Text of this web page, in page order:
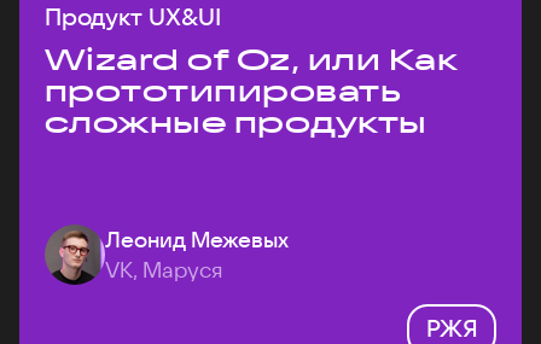
Продукт UX&UI
Wizard of Oz, или Как
прототипировать
сложные продукты
Леонид Межевых
VK, Маруся
РЖЯ